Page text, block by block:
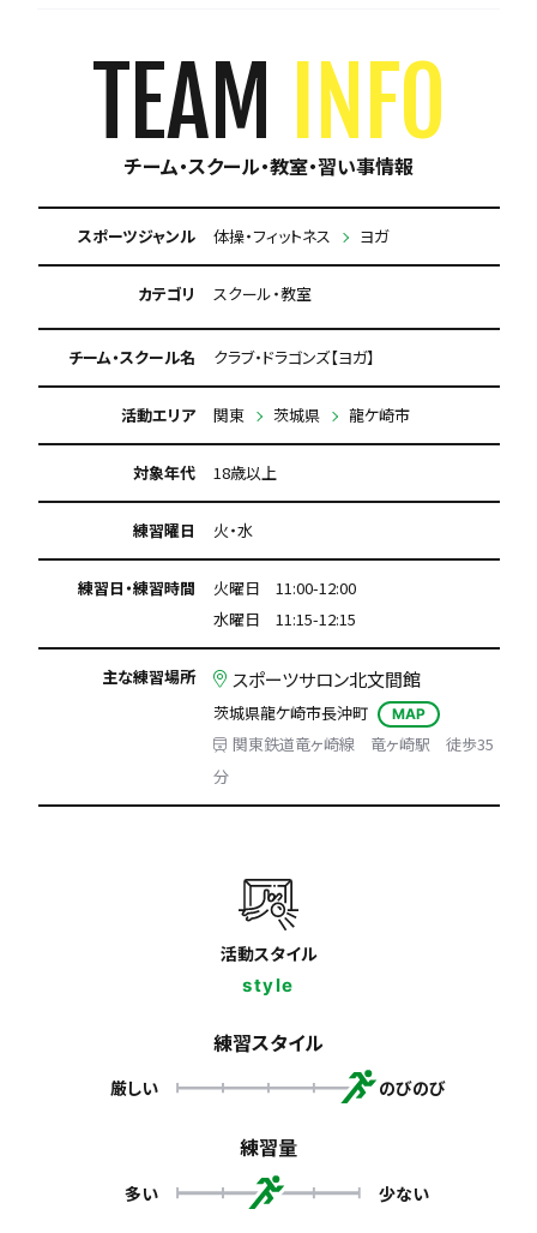
TEAM INFO
チーム・スクール・教室・習い事情報
スポーツジャンル 体操・フィットネス ヨガ
カテゴリ スクール・教室
チーム・スクール名 クラブ・ドラゴンズ【ヨガ】
活動エリア 関東 茨城県 龍ケ崎市
対象年代 18歳以上
練習曜日 火・水
練習日・練習時間
火曜日 11:00-12:00
水曜日 11:15-12:15
主な練習場所 スポーツサロン北文間館
茨城県龍ケ崎市長沖町 MAP
関東鉄道竜ヶ崎線 竜ヶ崎駅 徒歩35
分
活動スタイル
style
練習スタイル
厳しい のびのび
練習量
多い 少ない